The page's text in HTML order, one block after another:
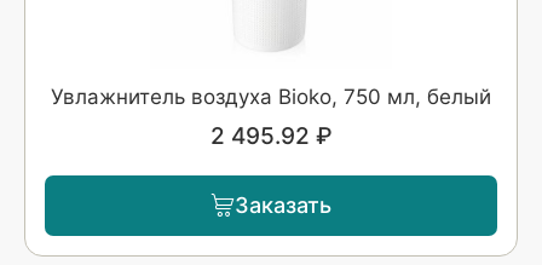
Увлажнитель воздуха Bioko, 750 мл, белый
2 495.92 ₽
Заказать